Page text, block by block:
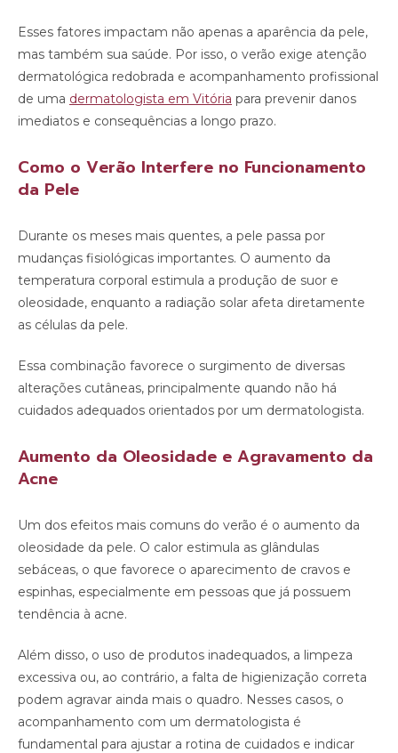
Esses fatores impactam não apenas a aparência da pele,
mas também sua saúde. Por isso, o verão exige atenção
dermatológica redobrada e acompanhamento profissional
de uma dermatologista em Vitória para prevenir danos
imediatos e consequências a longo prazo.
Como o Verão Interfere no Funcionamento
da Pele
Durante os meses mais quentes, a pele passa por
mudanças fisiológicas importantes. O aumento da
temperatura corporal estimula a produção de suor e
oleosidade, enquanto a radiação solar afeta diretamente
as células da pele.
Essa combinação favorece o surgimento de diversas
alterações cutâneas, principalmente quando não há
cuidados adequados orientados por um dermatologista.
Aumento da Oleosidade e Agravamento da
Acne
Um dos efeitos mais comuns do verão é o aumento da
oleosidade da pele. O calor estimula as glândulas
sebáceas, o que favorece o aparecimento de cravos e
espinhas, especialmente em pessoas que já possuem
tendência à acne.
Além disso, o uso de produtos inadequados, a limpeza
excessiva ou, ao contrário, a falta de higienização correta
podem agravar ainda mais o quadro. Nesses casos, o
acompanhamento com um dermatologista é
fundamental para ajustar a rotina de cuidados e indicar